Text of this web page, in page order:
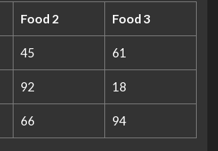
Food 2 Food 3
45 61
92 18
66 94